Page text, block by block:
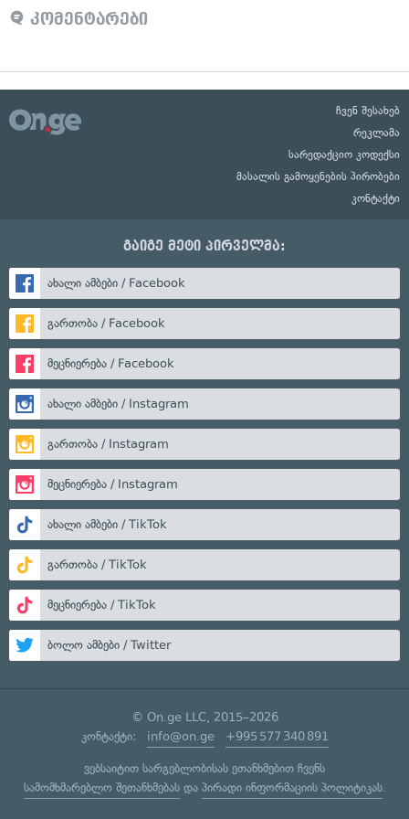
კომენტარები
ჩვენ შესახებ
რეკლამა
სარედაქციო კოდექსი
მასალის გამოყენების პირობები
კონტაქტი
გაიგე მეტი პირველმა:
ახალი ამბები / Facebook
გართობა / Facebook
მეცნიერება / Facebook
ახალი ამბები / Instagram
გართობა / Instagram
მეცნიერება / Instagram
ახალი ამბები / TikTok
გართობა / TikTok
მეცნიერება / TikTok
ბოლო ამბები / Twitter
© On.ge LLC, 2015–2026
კონტაქტი: info@on.ge +995 577 340 891
ვებსაიტით სარგებლობისას ეთანხმებით ჩვენს
სამომხმარებლო შეთანხმებასდა პირადი ინფორმაციის პოლიტიკას.